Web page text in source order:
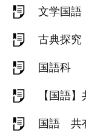
文学国語
古典探究
国語科
【国語
国語 共